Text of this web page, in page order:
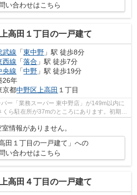
い合わせはこちら
高田１丁目の一戸建て
武線 「東中野 」駅 徒歩8分
西線 「落合 」駅 徒歩7分
央線 「中野 」駅 徒歩19分
26年
京都中野区 上高田 １丁目
ー「業務スーパー 東中野店」が149m以内に
ら駐在所が37mのところにあります。初期費
情報がありません。
田１丁目の一戸建て」への
い合わせはこちら
高田４丁目の一戸建て